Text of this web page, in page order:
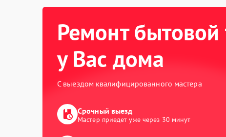
Ремонт бытовой
у Вас дома
С выездом квалифицированного мастера
Срочный выезд
Мастер приедет уже через 30 минут